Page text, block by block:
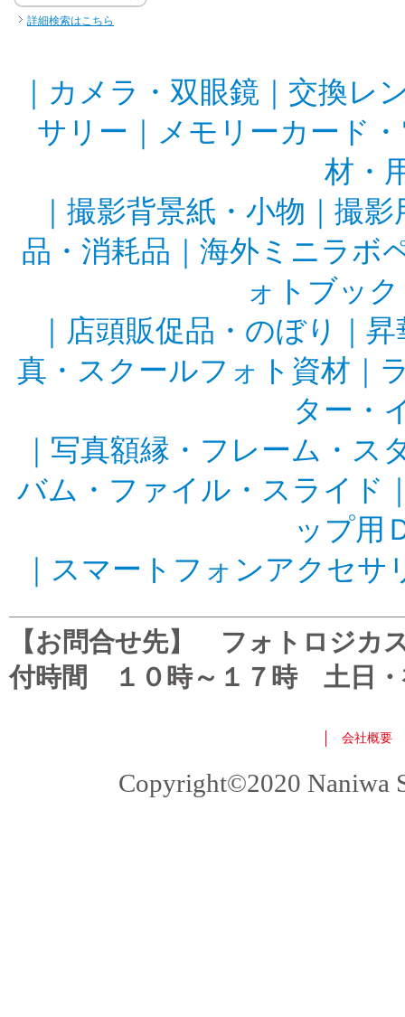
詳細検索はこちら
カメラ・双眼鏡
交換レ
サリー
メモリーカード
材・
撮影背景紙・小物
撮影
品・消耗品
海外ミニラボ
ォトブッ
店頭販促品・のぼり
昇
真・スクールフォト資材
ター・
写真額縁・フレーム・ス
バム・ファイル・スライド
ップ用
スマートフォンアクセサ
【お問合せ先】 フォトロジ
付時間 １０時～１７時 土日・
会社概要
Copyright©2020 Naniwa